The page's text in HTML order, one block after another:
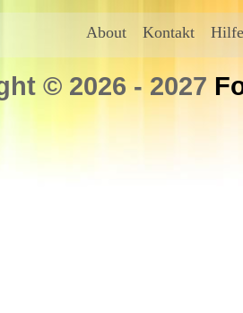
About Kontakt Hilfe
© 2026 - 2027